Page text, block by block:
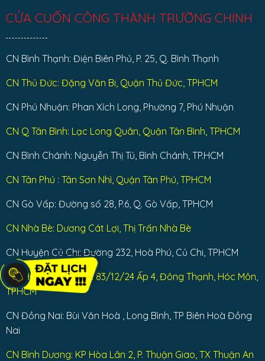
CỬA CUỐN CÔNG THÀNH TRƯỜNG CHINH
CN Bình Thạnh: Điện Biên Phủ, P. 25, Q. Bình Thạnh
CN Thủ Đức: Đặng Văn Bi, Quận Thủ Đức, TPHCM
CN Phú Nhuận: Phan Xích Long, Phường 7, Phú Nhuận
CN Q Tân Bình: Lạc Long Quân, Quận Tân Bình, TPHCM
CN Bình Chánh: Nguyễn Thị Tú, Bình Chánh, TP.HCM
CN Tân Phú : Tân Sơn Nhì, Quận Tân Phú, TPHCM
CN Gò Vấp: Đường số 28, P.6, Q. Gò Vấp, TPHCM
CN Nhà Bè: Dương Cát Lợi, Thị Trấn Nhà Bè
CN Huyện Củ Chi: Đường 232, Hoà Phú, Củ Chi, TPHCM
CN: Huyện Hóc Môn: 83/12/24 Ấp 4, Đông Thạnh, Hóc Môn,
TPHCM
CN Đồng Nai: Bùi Văn Hoà , Long Bình, TP Biên Hoà Đồng
Nai
CN Bình Dương: KP Hòa Lân 2, P. Thuận Giao, TX Thuận An